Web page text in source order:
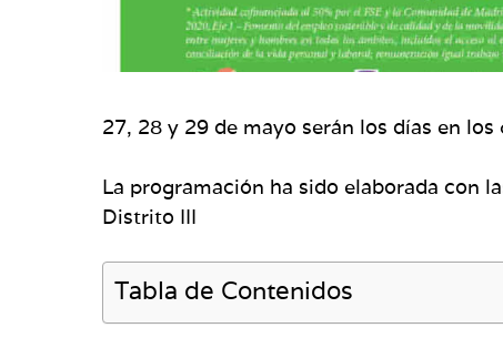
27, 28 y 29 de mayo serán los días en
La programación ha sido elaborada con
Distrito III
Tabla de Contenidos